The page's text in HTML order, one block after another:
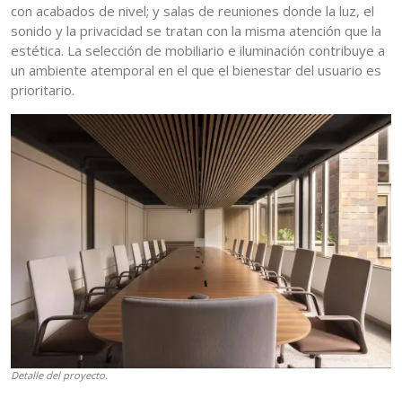
con acabados de nivel; y salas de reuniones donde la luz, el
sonido y la privacidad se tratan con la misma atención que la
estética. La selección de mobiliario e iluminación contribuye a
un ambiente atemporal en el que el bienestar del usuario es
prioritario.
Detalle del proyecto.